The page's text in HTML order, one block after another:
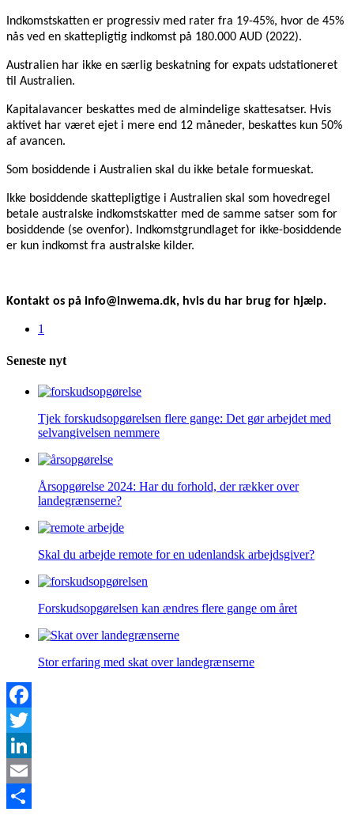
Indkomstskatten er progressiv med rater fra 19-45%, hvor de 45%
nås ved en skattepligtig indkomst på 180.000 AUD (2022).
Australien har ikke en særlig beskatning for expats udstationeret
til Australien.
Kapitalavancer beskattes med de almindelige skattesatser. Hvis
aktivet har været ejet i mere end 12 måneder, beskattes kun 50%
af avancen.
Som bosiddende i Australien skal du ikke betale formueskat.
Ikke bosiddende skattepligtige i Australien skal som hovedregel
betale australske indkomstskatter med de samme satser som for
bosiddende (se ovenfor). Indkomstgrundlaget for ikke-bosiddende
er kun indkomst fra australske kilder.
Kontakt os på info@inwema.dk, hvis du har brug for hjælp.
1
Seneste nyt
Tjek forskudsopgørelsen flere gange: Det gør arbejdet med
selvangivelsen nemmere
Årsopgørelse 2024: Har du forhold, der rækker over
landegrænserne?
Skal du arbejde remote for en udenlandsk arbejdsgiver?
Forskudsopgørelsen kan ændres flere gange om året
Stor erfaring med skat over landegrænserne
Facebook
Twitter
LinkedIn
Email